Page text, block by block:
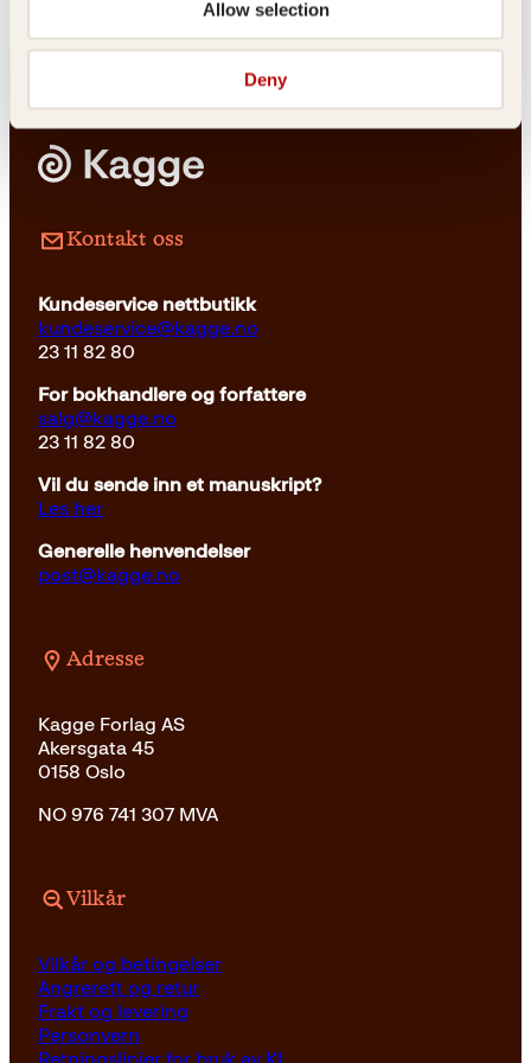
Allow selection
Deny
Kontakt oss
Kundeservice nettbutikk
kundeservice@kagge.no
23 11 82 80
For bokhandlere og forfattere
salg@kagge.no
23 11 82 80
Vil du sende inn et manuskript?
Les her
Generelle henvendelser
post@kagge.no
Adresse
Kagge Forlag AS
Akersgata 45
0158 Oslo
NO 976 741 307 MVA
Vilkår
Vilkår og betingelser
Angrerett og retur
Frakt og levering
Personvern
Retningslinjer for bruk av KI